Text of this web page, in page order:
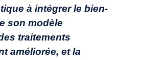
à intégrer le bien-
son modèle
traitements
améliorée, et la